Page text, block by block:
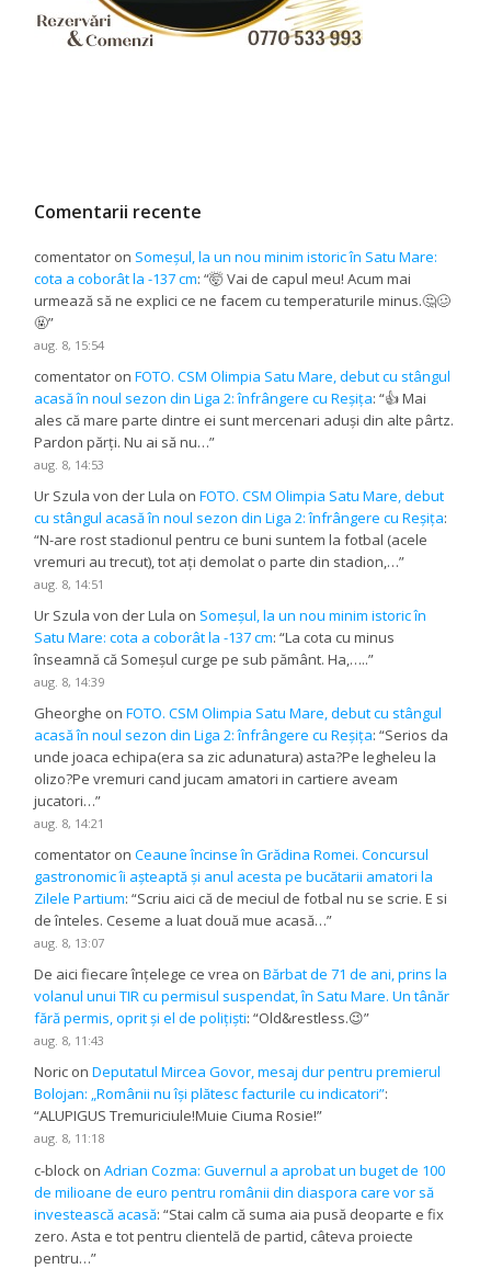
Comentarii recente
comentator on Someșul, la un nou minim istoric în Satu Mare:
cota a coborât la -137 cm: “🤯 Vai de capul meu! Acum mai
urmează să ne explici ce ne facem cu temperaturile minus.🤔🥴
🤬”
aug. 8, 15:54
comentator onFOTO. CSM Olimpia Satu Mare, debut cu stângul
acasă în noul sezon din Liga 2: înfrângere cu Reșița: “👍 Mai
ales că mare parte dintre ei sunt mercenari aduși din alte pârtz.
Pardon părți. Nu ai să nu…”
aug. 8, 14:53
Ur Szula von der Lula onFOTO. CSM Olimpia Satu Mare, debut
cu stângul acasă în noul sezon din Liga 2: înfrângere cu Reșița:
“N-are rost stadionul pentru ce buni suntem la fotbal (acele
vremuri au trecut), tot ați demolat o parte din stadion,…”
aug. 8, 14:51
Ur Szula von der Lula on Someșul, la un nou minim istoric în
Satu Mare: cota a coborât la -137 cm: “La cota cu minus
înseamnă că Someșul curge pe sub pământ. Ha,…..”
aug. 8, 14:39
Gheorghe onFOTO. CSM Olimpia Satu Mare, debut cu stângul
acasă în noul sezon din Liga 2: înfrângere cu Reșița: “Serios da
unde joaca echipa(era sa zic adunatura) asta?Pe legheleu la
olizo?Pe vremuri cand jucam amatori in cartiere aveam
jucatori…”
aug. 8, 14:21
comentator onCeaune încinse în Grădina Romei. Concursul
gastronomic îi așteaptă și anul acesta pe bucătarii amatori la
Zilele Partium: “Scriu aici că de meciul de fotbal nu se scrie. E si
de înteles. Ceseme a luat două mue acasă…”
aug. 8, 13:07
De aici fiecare înțelege ce vrea onBărbat de 71 de ani, prins la
volanul unui TIR cu permisul suspendat, în Satu Mare. Un tânăr
fără permis, oprit și el de polițiști: “Old&restless.😉”
aug. 8, 11:43
Noric onDeputatul Mircea Govor, mesaj dur pentru premierul
Bolojan: „Românii nu își plătesc facturile cu indicatori”:
“ALUPIGUS Tremuriciule!Muie Ciuma Rosie!”
aug. 8, 11:18
c-block onAdrian Cozma: Guvernul a aprobat un buget de 100
de milioane de euro pentru românii din diaspora care vor să
investească acasă: “Stai calm că suma aia pusă deoparte e fix
zero. Asta e tot pentru clientelă de partid, câteva proiecte
pentru…”